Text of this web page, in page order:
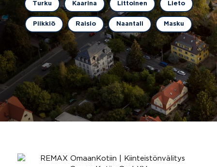
Turku Kaarina Littoinen Lieto
Piikkiö Raisio Naantali Masku